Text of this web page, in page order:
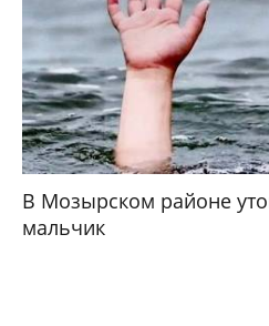
В Мозырском районе
мальчик